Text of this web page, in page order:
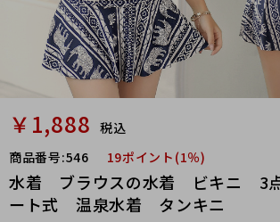
￥1,888 税込
商品番号:546 19ポイント(1％)
水着 ブラウスの水着 ビキニ 3
ート式 温泉水着 タンキニ